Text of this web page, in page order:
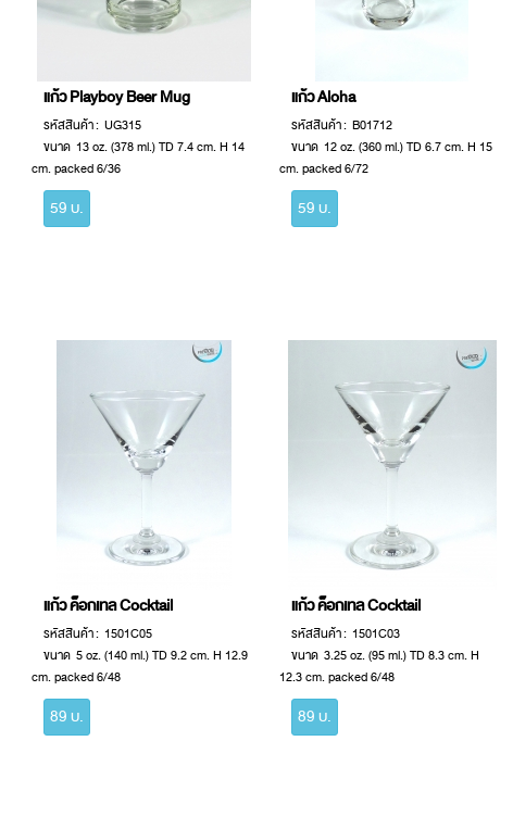
แก้ว Playboy Beer Mug
รหัสสินค้า : UG315
ขนาด 13 oz. (378 ml.) TD 7.4 cm. H 14
cm. packed 6/36
59 บ.
แก้ว Aloha
รหัสสินค้า : B01712
ขนาด 12 oz. (360 ml.) TD 6.7 cm. H 15
cm. packed 6/72
59 บ.
แก้ว ค็อกเทล Cocktail
รหัสสินค้า : 1501C05
ขนาด 5 oz. (140 ml.) TD 9.2 cm. H 12.9
cm. packed 6/48
89 บ.
แก้ว ค็อกเทล Cocktail
รหัสสินค้า : 1501C03
ขนาด 3.25 oz. (95 ml.) TD 8.3 cm. H
12.3 cm. packed 6/48
89 บ.